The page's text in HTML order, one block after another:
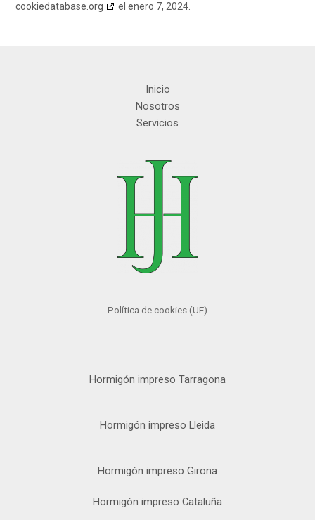
cookiedatabase.org
el enero 7, 2024.
Inicio
Nosotros
Servicios
Política de cookies (UE)
Hormigón impreso Tarragona
Hormigón impreso Lleida
Hormigón impreso Girona
Hormigón impreso Cataluña